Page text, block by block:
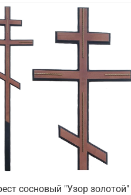
Крест сосновый "Узор золотой"